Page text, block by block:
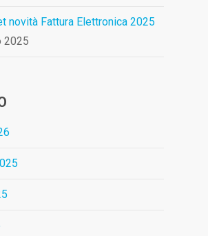
novità Fattura Elettronica 2025
2025